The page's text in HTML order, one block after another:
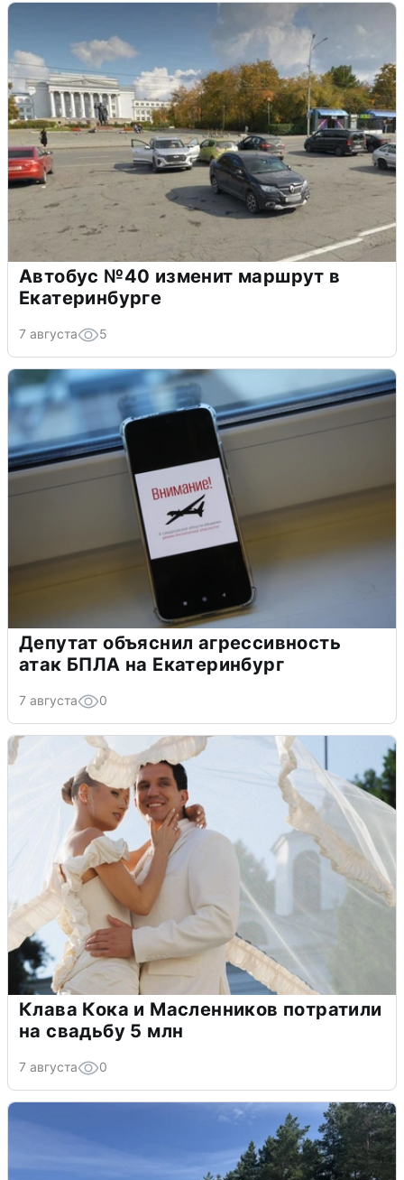
Автобус №40 изменит маршрут в
Екатеринбурге
7 августа 5
Депутат объяснил агрессивность
атак БПЛА на Екатеринбург
7 августа 0
Клава Кока и Масленников потратили
на свадьбу 5 млн
7 августа 0